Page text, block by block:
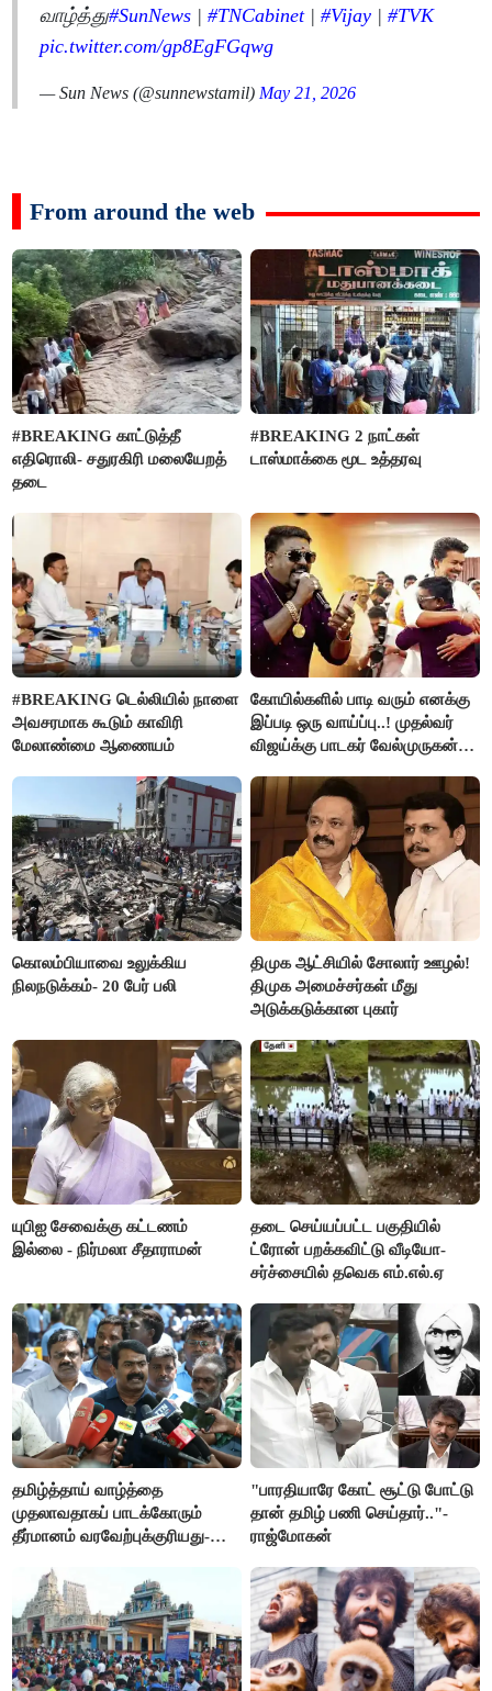
வாழ்த்து#SunNews |#TNCabinet|#Vijay |#TVK
pic.twitter.com/gp8EgFGqwg
— Sun News (@sunnewstamil) May 21, 2026
From around the web
#BREAKING காட்டுத்தீ
எதிரொலி- சதுரகிரி மலையேறத்
தடை
#BREAKING 2 நாட்கள்
டாஸ்மாக்கை மூட உத்தரவு
#BREAKING டெல்லியில் நாளை
அவசரமாக கூடும் காவிரி
மேலாண்மை ஆணையம்
கோயில்களில் பாடி வரும் எனக்கு
இப்படி ஒரு வாய்ப்பு..! முதல்வர்
விஜய்க்கு பாடகர் வேல்முருகன்
கொலம்பியாவை உலுக்கிய
நிலநடுக்கம்- 20 பேர் பலி
திமுக ஆட்சியில் சோலார் ஊழல்!
திமுக அமைச்சர்கள் மீது
அடுக்கடுக்கான புகார்
யுபிஐ சேவைக்கு கட்டணம்
இல்லை - நிர்மலா சீதாராமன்
தடை செய்யப்பட்ட பகுதியில்
ட்ரோன் பறக்கவிட்டு வீடியோ-
சர்ச்சையில் தவெக எம்.எல்.ஏ
தமிழ்த்தாய் வாழ்த்தை
முதலாவதாகப் பாடக்கோரும்
தீர்மானம் வரவேற்புக்குரியது-
"பாரதியாரே கோட் சூட்டு போட்டு
தான் தமிழ் பணி செய்தார்.."-
ராஜ்மோகன்